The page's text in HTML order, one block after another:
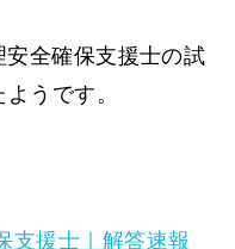
全確保支援士の試
ようです。
支援士｜解答速報